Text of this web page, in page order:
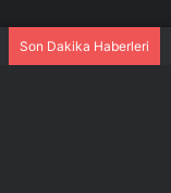
Son Dakika Haberleri